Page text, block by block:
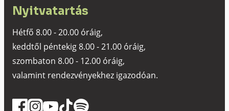
Nyitvatartás
Hétfő 8.00 - 20.00 óráig,
keddtől péntekig 8.00 - 21.00 óráig,
szombaton 8.00 - 12.00 óráig,
valamint rendezvényekhez igazodóan.